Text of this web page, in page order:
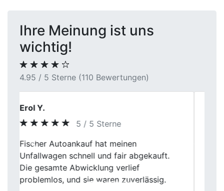
Ihre Meinung ist uns
wichtig!
4.95 / 5 Sterne (110 Bewertungen)
Emma Schulze
5 / 5 Sterne
Den alten Wagen bei Fischer Autoankauf
loszuwerden war echt einfach. Die
Mitarbeiter waren mega nett und die
Bewertung meines Autos war echt fair.
Previous